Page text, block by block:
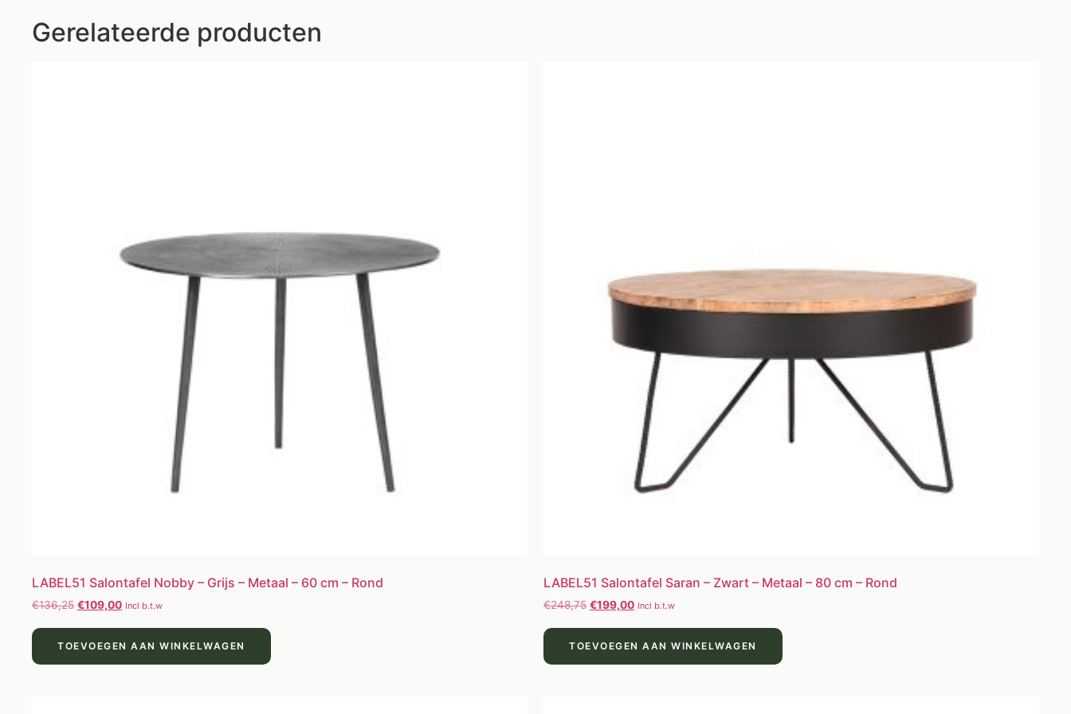
Gerelateerde producten
LABEL51 Salontafel Nobby – Grijs – Metaal – 60 cm – Rond
€136,25 €109,00 Incl b.t.w
TOEVOEGEN AAN WINKELWAGEN
LABEL51 Salontafel Saran – Zwart – Metaal – 80 cm – Rond
€248,75 €199,00 Incl b.t.w
TOEVOEGEN AAN WINKELWAGEN